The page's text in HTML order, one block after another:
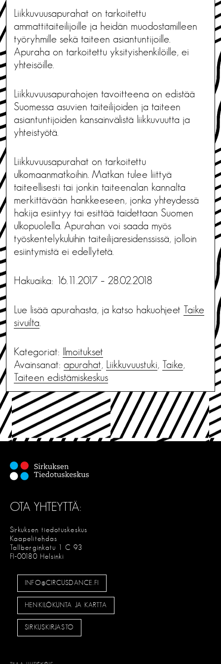
Liikkuvuusapurahat on tarkoitettu
ammattitaiteilijoille ja heidän muodostamilleen
työryhmille sekä taiteen asiantuntijoille.
Apuraha on tarkoitettu yksityishenkilöille, ei
yhteisöille.
Liikkuvuusapurahojen tavoitteena on edistää
Suomessa asuvien taiteilijoiden ja taiteen
asiantuntijoiden kansainvälistä liikkuvuutta ja
yhteistyötä.
Liikkuvuusapurahat on tarkoitettu
ulkomaanmatkoihin. Matkan tulee liittyä
taiteellisesti tai jonkin taiteenalan kannalta
merkittävään hankkeeseen, jonka yhteydessä
hakija esiintyy tai esittää taidettaan Suomen
ulkopuolella. Apurahan voi saada myös
työskentelykuluihin taiteilijaresidenssissä, jolloin
esiintymistä ei edellytetä.
Hakuaika: 16.11.2017 – 28.02.2018
Lue lisää apurahasta, ja katso hakuohjeet Taike
sivuilta
Kategoriat: Ilmoitukset
Avainsanat: apurahat, Liikkuvuustuki, Taike,
Taiteen edistämiskeskus
OTA YHTEYTTÄ:
Sirkuksen tiedotuskeskus
Kaapelitehdas
Tallberginkatu 1 C 93
FI-00180 Helsinki
INFO@CIRCUSDANCE.FI
HENKILÖKUNTA JA KARTTA
SIRKUSKIRJASTO